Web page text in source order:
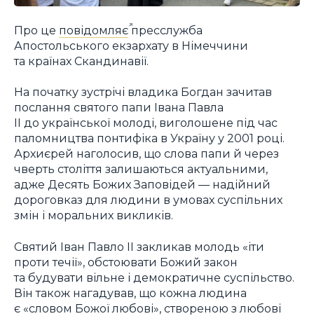
Про це повідомляєпресслужба
Апостольського екзархату в Німеччини
та країнах Скандинавії.
На початку зустрічі владика Богдан зачитав
послання святого папи Івана Павла
ІІ до української молоді, виголошене під час
паломництва понтифіка в Україну у 2001 році.
Архиєрей наголосив, що слова папи й через
чверть століття залишаються актуальними,
адже Десять Божих Заповідей — надійний
дороговказ для людини в умовах суспільних
змін і моральних викликів.
Святий Іван Павло ІІ закликав молодь «іти
проти течії», обстоювати Божий закон
та будувати вільне і демократичне суспільство.
Він також нагадував, що кожна людина
є «словом Божої любові», створеною з любові